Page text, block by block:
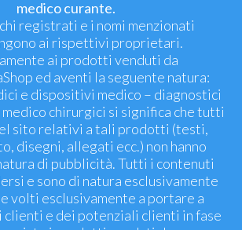
medico curante.
registrati e i nomi menzionati
ai rispettivi proprietari.
ai prodotti venduti da
ed aventi la seguente natura:
e dispositivi medico – diagnostici
chirurgici si significa che tutti
sito relativi a tali prodotti (testi,
disegni, allegati ecc.) non hanno
di pubblicità. Tutti i contenuti
e sono di natura esclusivamente
volti esclusivamente a portare a
clienti e dei potenziali clienti in fase